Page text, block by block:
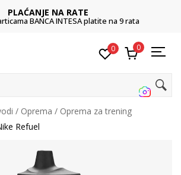
PLAĆANJE NA RATE
BANCA INTESA platite na 9 rata
0 0
Oprema
Oprema za trening
Refuel